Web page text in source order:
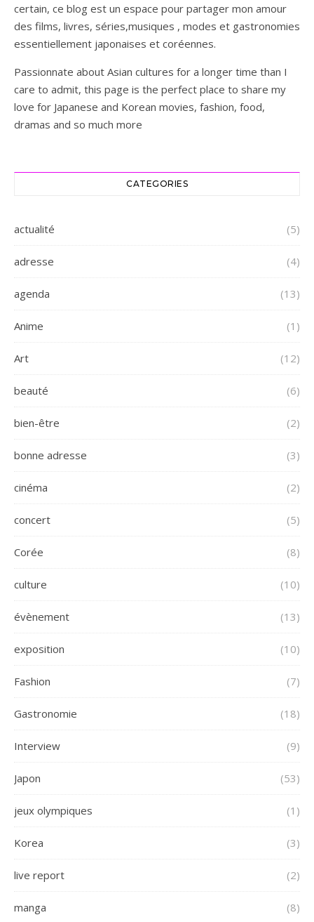
certain, ce blog est un espace pour partager mon amour
des films, livres, séries,musiques , modes et gastronomies
essentiellement japonaises et coréennes.
Passionnate about Asian cultures for a longer time than I
care to admit, this page is the perfect place to share my
love for Japanese and Korean movies, fashion, food,
dramas and so much more
CATEGORIES
actualité (5)
adresse (4)
agenda (13)
Anime (1)
Art (12)
beauté (6)
bien-être (2)
bonne adresse (3)
cinéma (2)
concert (5)
Corée (8)
culture (10)
évènement (13)
exposition (10)
Fashion (7)
Gastronomie (18)
Interview (9)
Japon (53)
jeux olympiques (1)
Korea (3)
live report (2)
manga (8)